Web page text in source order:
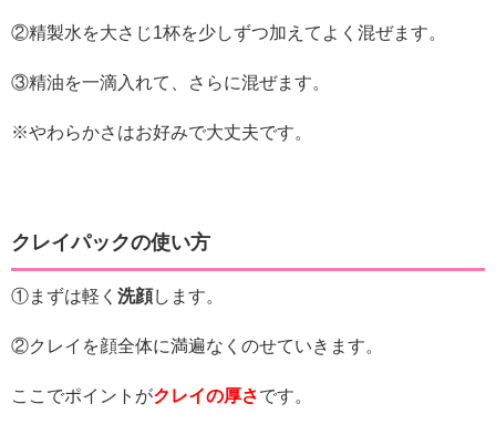
②精製水を大さじ1杯を少しずつ加えてよく混ぜます。
③精油を一滴入れて、さらに混ぜます。
※やわらかさはお好みで大丈夫です。
クレイパックの使い方
①まずは軽く 洗顔します。
②クレイを顔全体に満遍なくのせていきます。
ここでポイントがクレイの厚さです。